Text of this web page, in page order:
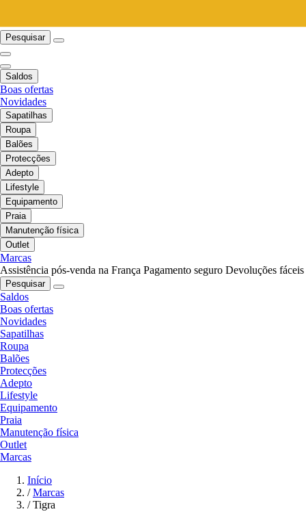
Pesquisar
Saldos
Boas ofertas
Novidades
Sapatilhas
Roupa
Balões
Protecções
Adepto
Lifestyle
Equipamento
Praia
Manutenção física
Outlet
Marcas
Assistência pós-venda na França Pagamento seguro Devoluções fáceis
Pesquisar
Saldos
Boas ofertas
Novidades
Sapatilhas
Roupa
Balões
Protecções
Adepto
Lifestyle
Equipamento
Praia
Manutenção física
Outlet
Marcas
Início
/ Marcas
/ Tigra